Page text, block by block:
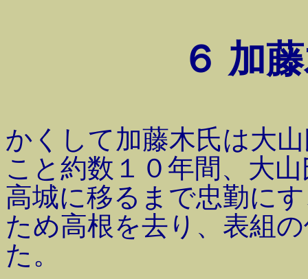
６ 加
かくして加藤木氏は大
こと約数１０年間、大
高城に移るまで忠勤に
ため高根を去り、表組
た。